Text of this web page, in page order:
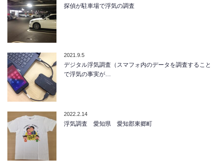
探偵が駐車場で浮気の調査
2021.9.5
デジタル浮気調査（スマフォ内のデータを調査すること
で浮気の事実が…
2022.2.14
浮気調査 愛知県 愛知郡東郷町